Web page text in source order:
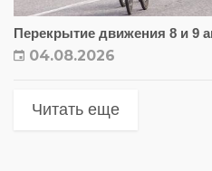
Перекрытие движения 8 и 9
04.08.2026
Читать еще